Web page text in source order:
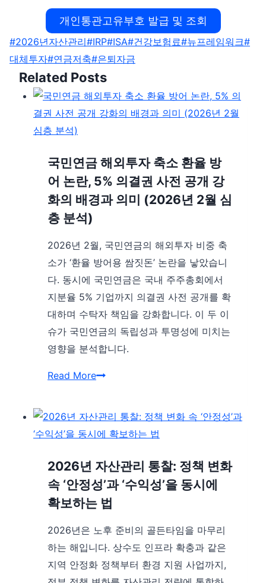
개인통관고유부호 발급 및 조회
Post
Tags:
#2026년자산관리#IRP#ISA#건강보험료#뉴프레임워크#
대체투자#연금저축#은퇴자금
Related Posts
국민연금 해외투자 축소 환율 방
어 논란, 5% 의결권 사전 공개 강
화의 배경과 의미 (2026년 2월 심
층 분석)
2026년 2월, 국민연금의 해외투자 비중 축
소가 ‘환율 방어용 쌈짓돈’ 논란을 낳았습니
다. 동시에 국민연금은 국내 주주총회에서
지분율 5% 기업까지 의결권 사전 공개를 확
대하며 수탁자 책임을 강화합니다. 이 두 이
슈가 국민연금의 독립성과 투명성에 미치는
영향을 분석합니다.
Read More국
외
투
자
축
소
환
율
2026년 자산관리 통찰: 정책 변화
속 ‘안정성’과 ‘수익성’을 동시에
확보하는 법
2026년은 노후 준비의 골든타임을 마무리
하는 해입니다. 상수도 인프라 확충과 같은
지역 안정화 정책부터 환경 지원 사업까지,